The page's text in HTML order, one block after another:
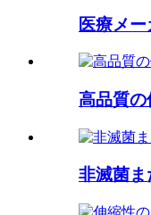
医療メ
高品質の
非滅菌ま